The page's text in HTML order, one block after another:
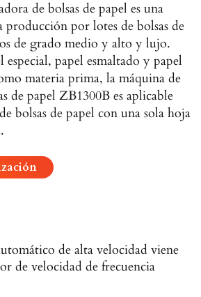
de bolsas de papel es una
producción por lotes de bolsas de
de grado medio y alto y lujo.
papel esmaltado y papel
materia prima, la máquina de
de papel ZB1300B es aplicable
bolsas de papel con una sola hoja
de alta velocidad viene
de velocidad de frecuencia